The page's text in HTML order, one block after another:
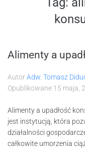
Alimenty a
AutorAdw. Tomasz
Opublikowane 15 maja,
Alimenty a upadłość
jest instytucją, która
działalności
całkowite umorzenia